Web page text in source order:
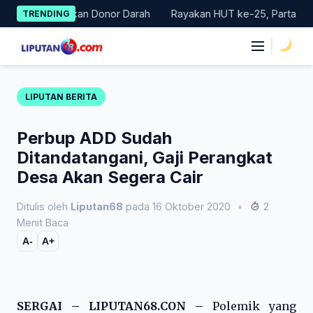
Skip
to
content
TRENDING
Gerakan Donor Darah Rayakan HUT ke-25, Partai
LIPUTAN BERITA
Perbup ADD Sudah
Ditandatangani, Gaji Perangkat
Desa Akan Segera Cair
Ditulis oleh Liputan68 pada 16 Oktober 2020 •
2
Menit Baca
A- A+
SERGAI – LIPUTAN68.CON – Polemik yang